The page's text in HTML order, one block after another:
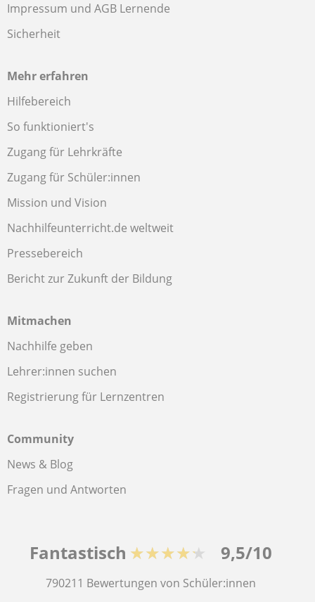
Impressum und AGB Lernende
Sicherheit
Mehr erfahren
Hilfebereich
So funktioniert's
Zugang für Lehrkräfte
Zugang für Schüler:innen
Mission und Vision
Nachhilfeunterricht.de weltweit
Pressebereich
Bericht zur Zukunft der Bildung
Mitmachen
Nachhilfe geben
Lehrer:innen suchen
Registrierung für Lernzentren
Community
News & Blog
Fragen und Antworten
Fantastisch ★★★★★ 9,5/10
790211 Bewertungen von Schüler:innen